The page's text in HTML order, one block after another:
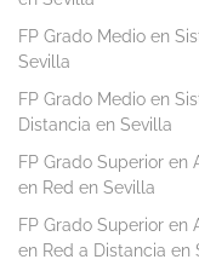
FP Grado Medio en
Sevilla
FP Grado Medio en
Distancia en Sevilla
FP Grado Superior
en Red en Sevilla
FP Grado Superior
en Red a Distancia en